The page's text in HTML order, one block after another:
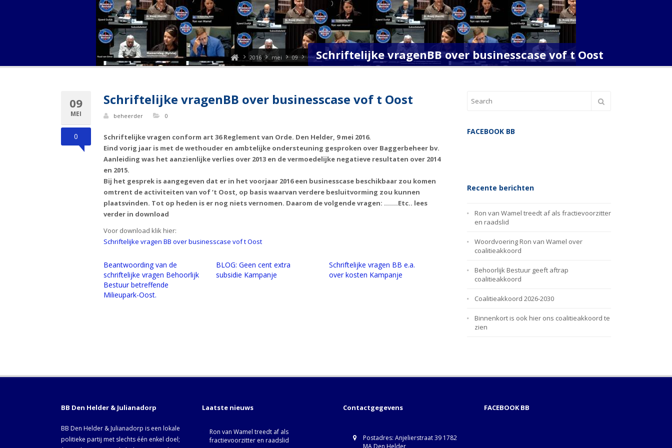
2016 mei 09 Schriftelijke vragenBB over businesscase vof t Oost
09
MEI
0
Schriftelijke vragenBB over businesscase vof t Oost
beheerder 0
Schriftelijke vragen conform art 36 Reglement van Orde. Den Helder, 9 mei 2016.
Eind vorig jaar is met de wethouder en ambtelijke ondersteuning gesproken over Baggerbeheer bv.
Aanleiding was het aanzienlijke verlies over 2013 en de vermoedelijke negatieve resultaten over 2014
en 2015.
Bij het gesprek is aangegeven dat er in het voorjaar 2016 een businesscase beschikbaar zou komen
omtrent de activiteiten van vof ’t Oost, op basis waarvan verdere besluitvorming zou kunnen
plaatsvinden. Tot op heden is er nog niets vernomen. Daarom de volgende vragen: …….Etc.. lees
verder in download
Voor download klik hier:
Schriftelijke vragen BB over businesscase vof t Oost
Beantwoording van de
schriftelijke vragen Behoorlijk
Bestuur betreffende
Milieupark-Oost.
BLOG: Geen cent extra
subsidie Kampanje
Schriftelijke vragen BB e.a.
over kosten Kampanje
FACEBOOK BB
Recente berichten
Ron van Wamel treedt af als fractievoorzitter
en raadslid
Woordvoering Ron van Wamel over
coalitieakkoord
Behoorlijk Bestuur geeft aftrap
coalitieakkoord
Coalitieakkoord 2026-2030
Binnenkort is ook hier ons coalitieakkoord te
zien
BB Den Helder & Julianadorp
BB Den Helder & Julianadorp is een lokale
politieke partij met slechts één enkel doel;
Laatste nieuws
Ron van Wamel treedt af als
fractievoorzitter en raadslid
Contactgegevens
Postadres: Anjelierstraat 39 1782
MA Den Helder
FACEBOOK BB